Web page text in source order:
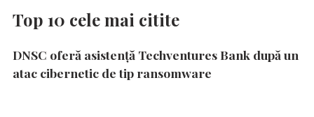
Top 10 cele mai citite
DNSC oferă asistență Techventures Bank după un
atac cibernetic de tip ransomware